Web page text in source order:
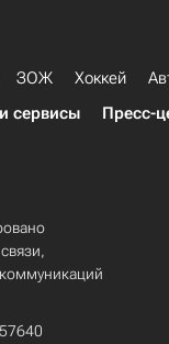
ЗОЖ Хоккей
сервисы Пресс-